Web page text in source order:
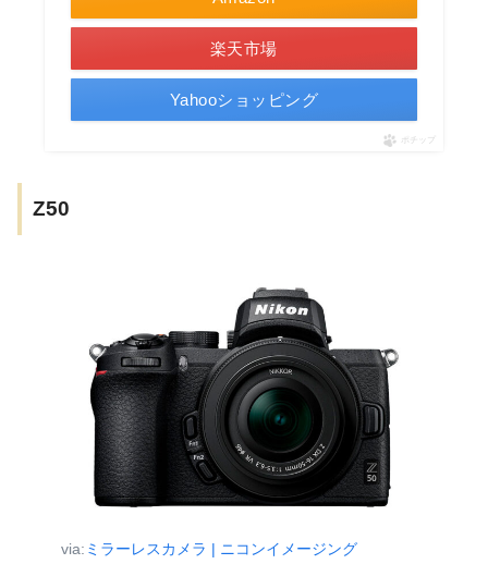
楽天市場
Yahooショッピング
ポチップ
Z50
via: ミラーレスカメラ | ニコンイメージング